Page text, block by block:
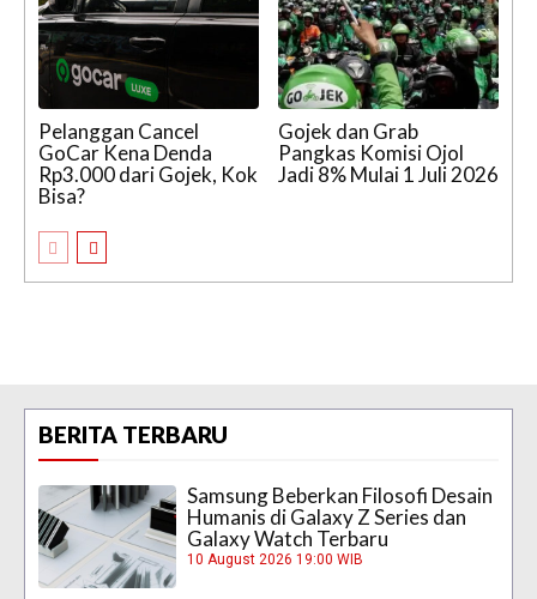
Pelanggan Cancel
GoCar Kena Denda
Rp3.000 dari Gojek, Kok
Bisa?
Gojek dan Grab
Pangkas Komisi Ojol
Jadi 8% Mulai 1 Juli 2026
BERITA TERBARU
Samsung Beberkan Filosofi Desain
Humanis di Galaxy Z Series dan
Galaxy Watch Terbaru
10 August 2026 19:00 WIB